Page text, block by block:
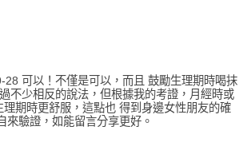
可以！不僅是可以，而且 鼓勵生理期時喝抹
不少相反的說法，但根據我的考證，月經時或
理期時更舒服，這點也 得到身邊女性朋友的確
來驗證，如能留言分享更好。